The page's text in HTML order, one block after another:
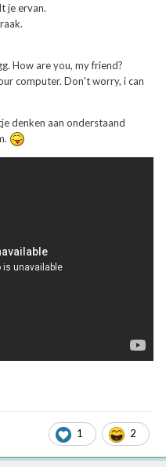
je ervan.
How are you, my friend?
computer. Don't worry, i can
denken aan onderstaand
1 2